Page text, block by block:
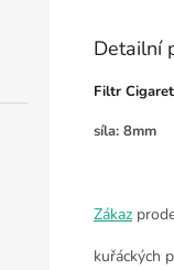
Detailní
Filtr
síla: 8mm
Zákaz
kuřáckých